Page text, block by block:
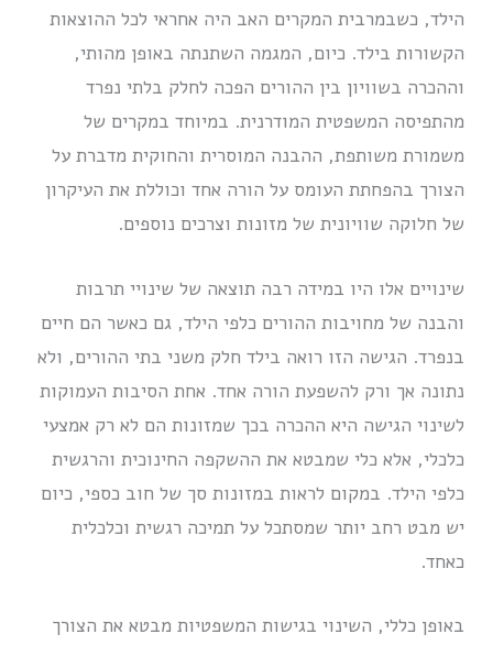
הילד, כשבמרבית המקרים האב היה אחראי לכל ההוצאות
הקשורות בילד. כיום, המגמה השתנתה באופן מהותי,
וההכרה בשוויון בין ההורים הפכה לחלק בלתי נפרד
מהתפיסה המשפטית המודרנית. במיוחד במקרים של
משמורת משותפת, ההבנה המוסרית והחוקית מדברת על
הצורך בהפחתת העומס על הורה אחד וכוללת את העיקרון
של חלוקה שוויונית של מזונות וצרכים נוספים.
שינויים אלו היו במידה רבה תוצאה של שינויי תרבות
והבנה של מחויבות ההורים כלפי הילד, גם כאשר הם חיים
בנפרד. הגישה הזו רואה בילד חלק משני בתי ההורים, ולא
נתונה אך ורק להשפעת הורה אחד. אחת הסיבות העמוקות
לשינוי הגישה היא ההכרה בכך שמזונות הם לא רק אמצעי
כלכלי, אלא כלי שמבטא את ההשקפה החינוכית והרגשית
כלפי הילד. במקום לראות במזונות סך של חוב כספי, כיום
יש מבט רחב יותר שמסתכל על תמיכה רגשית וכלכלית
כאחד.
באופן כללי, השינוי בגישות המשפטיות מבטא את הצורך